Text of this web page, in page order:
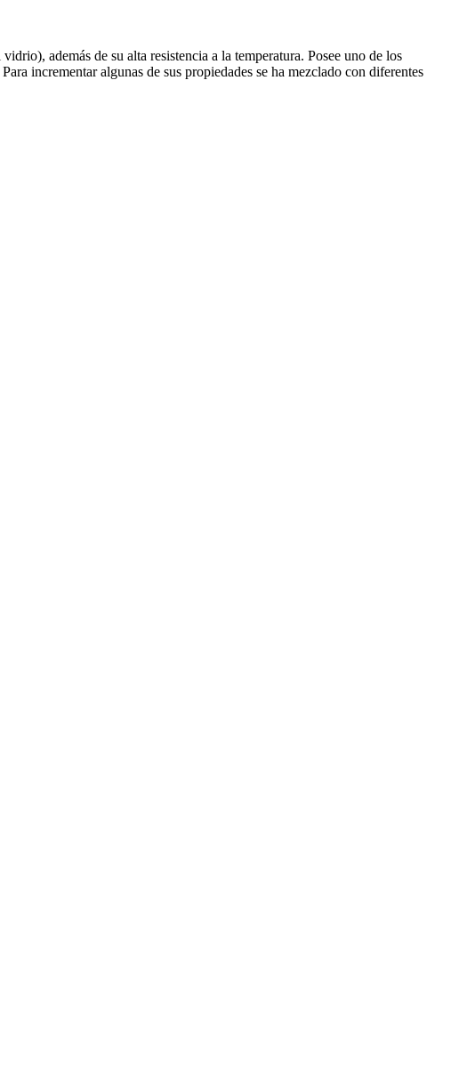
además de su alta resistencia a la temperatura. Posee uno de los
incrementar algunas de sus propiedades se ha mezclado con diferentes